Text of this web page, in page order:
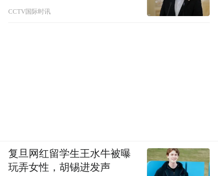
CCTV国际时讯
复旦网红留学生王水牛被曝
玩弄女性，胡锡进发声